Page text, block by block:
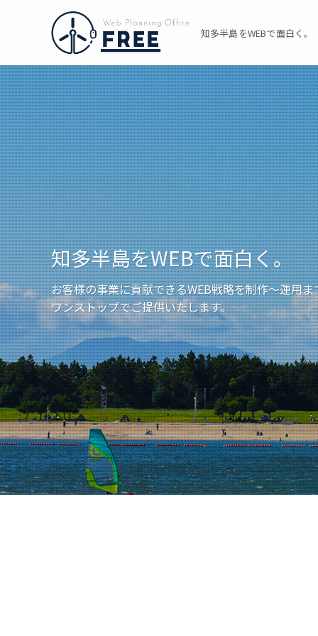
知多半島をWEBで面白く。
知多半島をWEBで面白く。
お客様の事業に貢献できるWEB戦略を制作〜運用ま
ワンストップでご提供いたします。